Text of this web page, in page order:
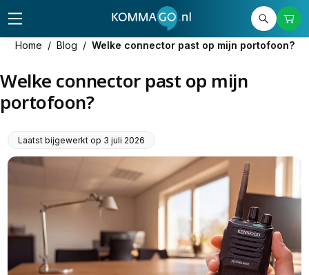
Home / Blog / Welke connector past op mijn portofoon?
Welke connector past op mijn
portofoon?
Laatst bijgewerkt op 3 juli 2026